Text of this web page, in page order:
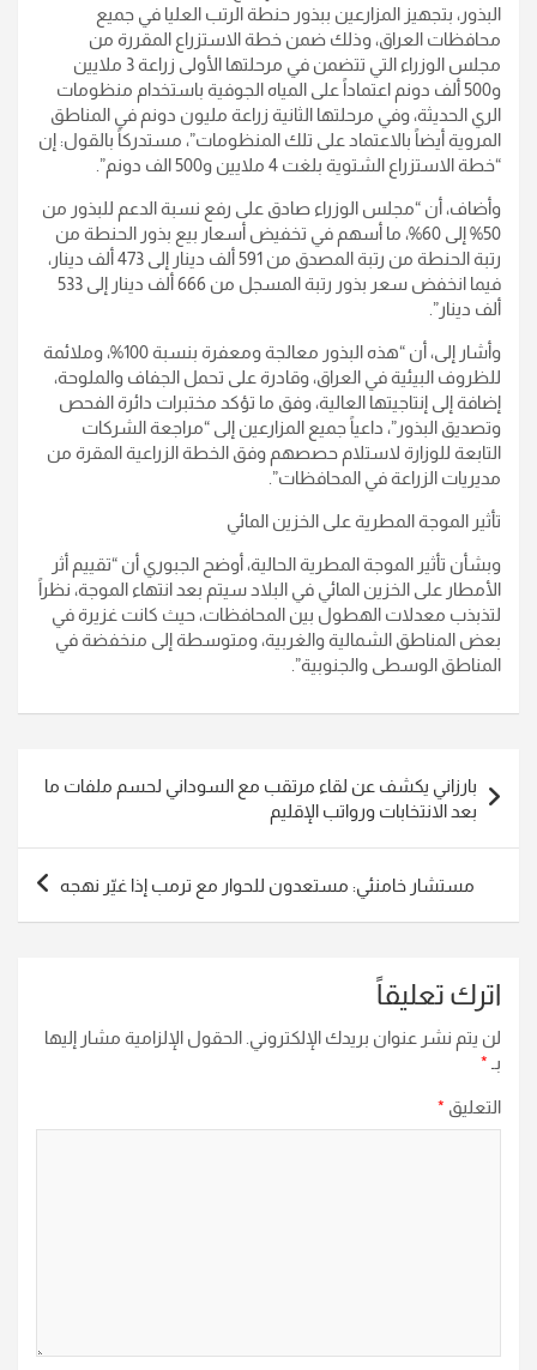
البذور، بتجهيز المزارعين ببذور حنطة الرتب العليا في جميع
محافظات العراق، وذلك ضمن خطة الاستزراع المقررة من
مجلس الوزراء التي تتضمن في مرحلتها الأولى زراعة 3 ملايين
و500 ألف دونم اعتماداً على المياه الجوفية باستخدام منظومات
الري الحديثة، وفي مرحلتها الثانية زراعة مليون دونم في المناطق
المروية أيضاً بالاعتماد على تلك المنظومات”، مستدركاً بالقول: إن
“خطة الاستزراع الشتوية بلغت 4 ملايين و500 الف دونم”.
وأضاف، أن “مجلس الوزراء صادق على رفع نسبة الدعم للبذور من
50% إلى 60%، ما أسهم في تخفيض أسعار بيع بذور الحنطة من
رتبة الحنطة من رتبة المصدق من 591 ألف دينار إلى 473 ألف دينار،
فيما انخفض سعر بذور رتبة المسجل من 666 ألف دينار إلى 533
ألف دينار”.
وأشار إلى، أن “هذه البذور معالجة ومعفرة بنسبة 100%، وملائمة
للظروف البيئية في العراق، وقادرة على تحمل الجفاف والملوحة،
إضافة إلى إنتاجيتها العالية، وفق ما تؤكد مختبرات دائرة الفحص
وتصديق البذور”، داعياً جميع المزارعين إلى “مراجعة الشركات
التابعة للوزارة لاستلام حصصهم وفق الخطة الزراعية المقرة من
مديريات الزراعة في المحافظات”.
تأثير الموجة المطرية على الخزين المائي
وبشأن تأثير الموجة المطرية الحالية، أوضح الجبوري أن “تقييم أثر
الأمطار على الخزين المائي في البلاد سيتم بعد انتهاء الموجة، نظراً
لتذبذب معدلات الهطول بين المحافظات، حيث كانت غزيرة في
بعض المناطق الشمالية والغربية، ومتوسطة إلى منخفضة في
المناطق الوسطى والجنوبية”.
المقالات
بارزاني يكشف عن لقاء مرتقب مع السوداني لحسم ملفات ما
بعد الانتخابات ورواتب الإقليم
مستشار خامنئي: مستعدون للحوار مع ترمب إذا غيّر نهجه
اترك تعليقاً
لن يتم نشر عنوان بريدك الإلكتروني. الحقول الإلزامية مشار إليها
بـ *
التعليق *